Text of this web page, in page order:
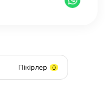
Пікірлер 0